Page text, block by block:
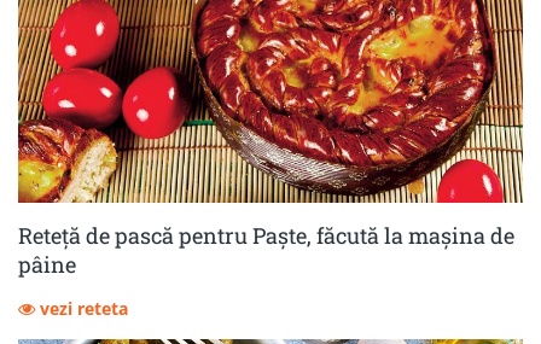
Reteță de pască pentru Paște, făcută la mașina de
pâine
vezi reteta